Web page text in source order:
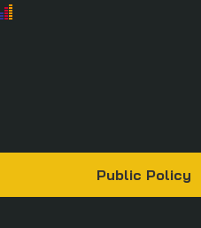
Public Policy